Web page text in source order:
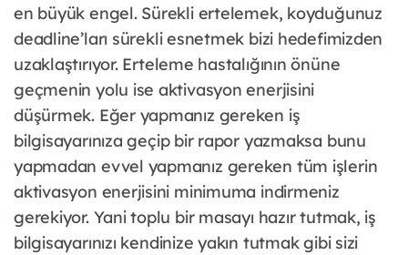
en büyük engel. Sürekli ertelemek, koyduğunuz
deadline’ları sürekli esnetmek bizi hedefimizden
uzaklaştırıyor. Erteleme hastalığının önüne
geçmenin yolu ise aktivasyon enerjisini
düşürmek. Eğer yapmanız gereken iş
bilgisayarınıza geçip bir rapor yazmaksa bunu
yapmadan evvel yapmanız gereken tüm işlerin
aktivasyon enerjisini minimuma indirmeniz
gerekiyor. Yani toplu bir masayı hazır tutmak, iş
bilgisayarınızı kendinize yakın tutmak gibi sizi